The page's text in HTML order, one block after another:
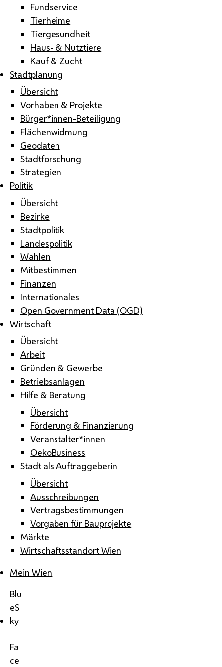
Fundservice
Tierheime
Tiergesundheit
Haus- & Nutztiere
Kauf & Zucht
Stadtplanung
Übersicht
Vorhaben & Projekte
Bürger*innen-Beteiligung
Flächenwidmung
Geodaten
Stadtforschung
Strategien
Politik
Übersicht
Bezirke
Stadtpolitik
Landespolitik
Wahlen
Mitbestimmen
Finanzen
Internationales
Open Government Data (OGD)
Wirtschaft
Übersicht
Arbeit
Gründen & Gewerbe
Betriebsanlagen
Hilfe & Beratung
Übersicht
Förderung & Finanzierung
Veranstalter*innen
OekoBusiness
Stadt als Auftraggeberin
Übersicht
Ausschreibungen
Vertragsbestimmungen
Vorgaben für Bauprojekte
Märkte
Wirtschaftsstandort Wien
Mein Wien
Blu
eS
ky
Fa
ce